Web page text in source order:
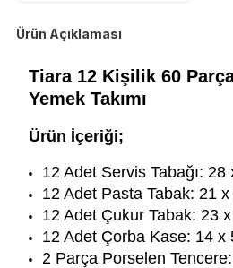
Ürün Açıklaması
Tiara 12 Kişilik 60
Yemek Takımı
Ürün İçeriği;
12 Adet Servis Tabağı: 28
12 Adet Pasta Tabak: 21 x
12 Adet Çukur Tabak: 23
12 Adet Çorba Kase: 14 x
2 Parça Porselen